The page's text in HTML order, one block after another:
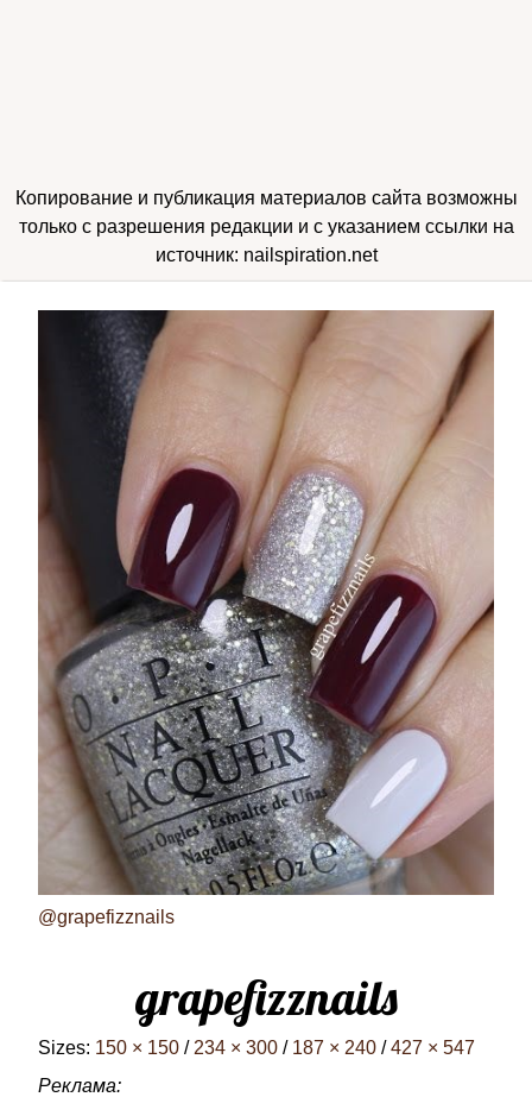
Копирование и публикация материалов сайта возможны
только с разрешения редакции и с указанием ссылки на
источник: nailspiration.net
@grapefizznails
grapefizznails
Sizes: 150 × 150 / 234 × 300 / 187 × 240 / 427 × 547
Реклама: